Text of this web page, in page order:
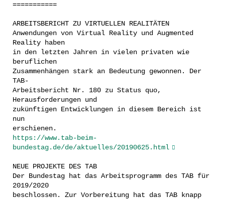
===========
ARBEITSBERICHT ZU VIRTUELLEN REALITÄTEN
Anwendungen von Virtual Reality und Augmented
Reality haben
in den letzten Jahren in vielen privaten wie
beruflichen
Zusammenhängen stark an Bedeutung gewonnen. Der
TAB-
Arbeitsbericht Nr. 180 zu Status quo,
Herausforderungen und
zukünftigen Entwicklungen in diesem Bereich ist
nun
erschienen.
https://www.tab-beim-
bundestag.de/de/aktuelles/20190625.html
NEUE PROJEKTE DES TAB
Der Bundestag hat das Arbeitsprogramm des TAB für
2019/2020
beschlossen. Zur Vorbereitung hat das TAB knapp